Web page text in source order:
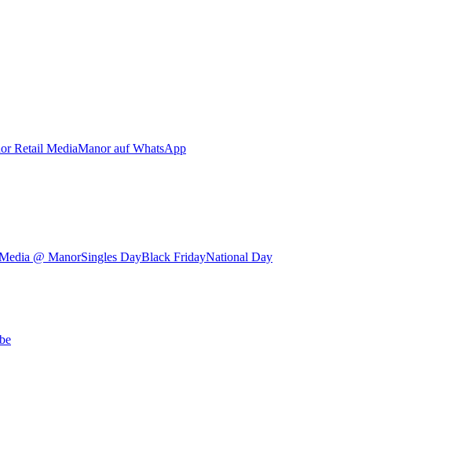
Retail MediaManor auf WhatsApp
@ ManorSingles DayBlack FridayNational Day